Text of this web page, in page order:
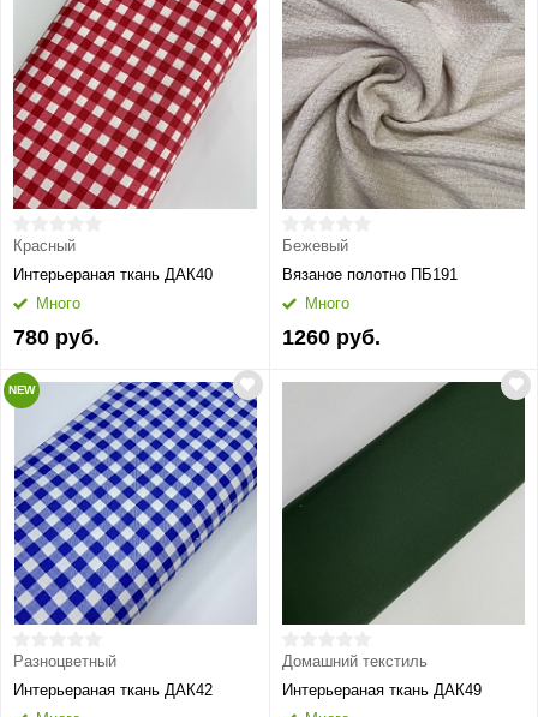
Красный
Интерьераная ткань ДАК40
Много
780 руб.
Бежевый
Вязаное полотно ПБ191
Много
1260 руб.
NEW
Разноцветный
Интерьераная ткань ДАК42
Домашний текстиль
Интерьераная ткань ДАК49